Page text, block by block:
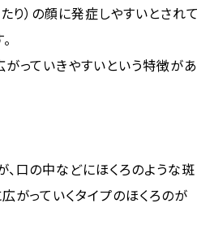
り）の顔に発症しやすいとされて
っていきやすいという特徴があ
口の中などにほくろのような斑
がっていくタイプのほくろのが